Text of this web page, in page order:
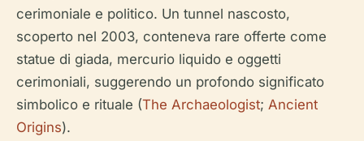
cerimoniale e politico. Un tunnel nascosto,
scoperto nel 2003, conteneva rare offerte come
statue di giada, mercurio liquido e oggetti
cerimoniali, suggerendo un profondo significato
simbolico e rituale (The Archaeologist; Ancient
Origins).